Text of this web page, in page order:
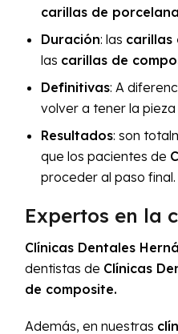
carillas de porcelana
Duración: las
las carillas de
Definitivas: A
volver a tener la
Resultados: son
que los pacientes de
proceder al paso final.
Expertos en la
Clínicas Dentales
dentistas de Clínicas
de composite.
Además, en nuestras